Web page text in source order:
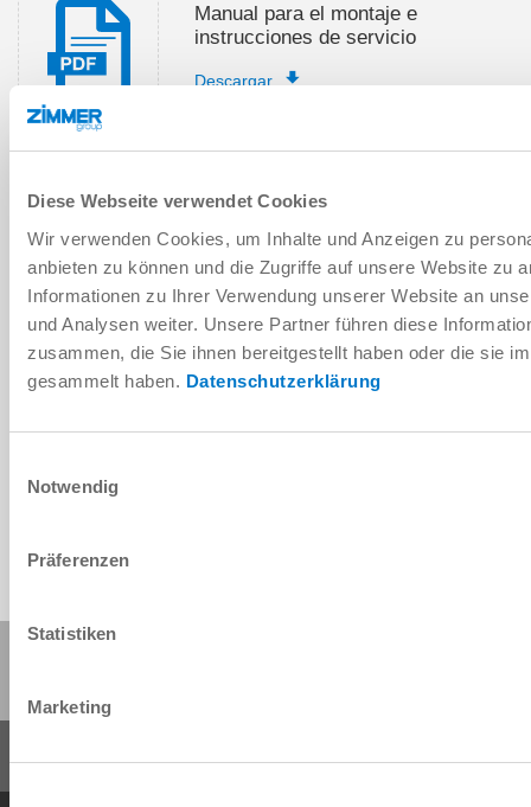
Diese Webseite verwendet Cookies
Wir verwenden Cookies, um Inhalte und Anzeigen zu
anbieten zu können und die Zugriffe auf unsere Website zu
Informationen zu Ihrer Verwendung unserer Website an
und Analysen weiter. Unsere Partner führen diese
zusammen, die Sie ihnen bereitgestellt haben oder die sie
gesammelt haben. Datenschutzerklärung
Notwendig
Präferenzen
Statistiken
Marketing
Manual para el montaje e
instrucciones de servicio
Descargar
Descargar